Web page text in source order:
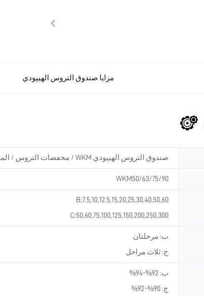
مزايا صندوق التروس الهيپودي
صندوق التروس الهيپودي WKM / مخفضات التروس / المحركات الكهربائية
WKM50/63/75/90
B:7.5,10,12.5,15,20,25,30,40,50,60
C:50,60,75,100,125,150,200,250,300
ب: مرحلتان
ج: ثلاث مراحل
ب: 92%-94%
ج: 90%-92%